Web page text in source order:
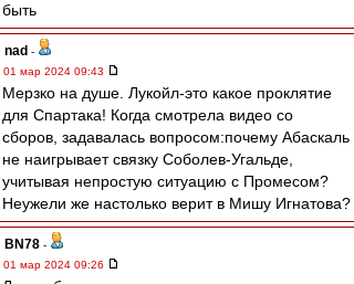
быть
nad -
01 мар 2024 09:43
Мерзко на душе. Лукойл-это какое проклятие
для Спартака! Когда смотрела видео со
сборов, задавалась вопросом:почему Абаскаль
не наигрывает связку Соболев-Угальде,
учитывая непростую ситуацию с Промесом?
Неужели же настолько верит в Мишу Игнатова?
BN78 -
01 мар 2024 09:26